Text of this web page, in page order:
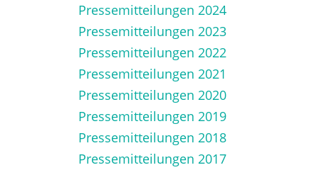
Pressemitteilungen 2024
Pressemitteilungen 2023
Pressemitteilungen 2022
Pressemitteilungen 2021
Pressemitteilungen 2020
Pressemitteilungen 2019
Pressemitteilungen 2018
Pressemitteilungen 2017